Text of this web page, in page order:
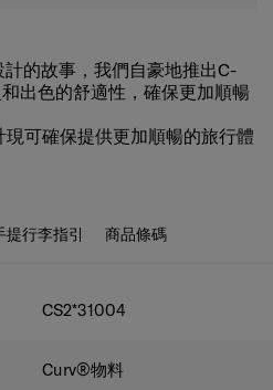
的故事，我們自豪地推出C-
出色的舒適性，確保更加順暢
可確保提供更加順暢的旅行體
保了極高的機動性和易用
行李指引 商品條碼
CS2*31004
Curv®物料